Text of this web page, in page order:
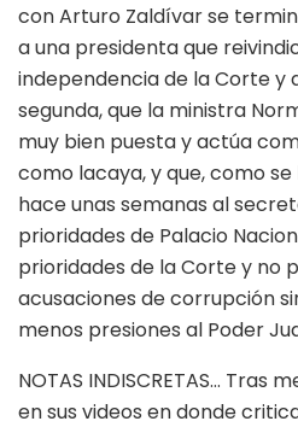
con Arturo Zaldívar se
a una presidenta que
independencia de la Corte y
segunda, que la ministra
muy bien puesta y actúa
como lacaya, y que, como
hace unas semanas al
prioridades de Palacio
prioridades de la Corte y no
acusaciones de corrupción
menos presiones al Poder
NOTAS INDISCRETAS… Tras
en sus videos en donde